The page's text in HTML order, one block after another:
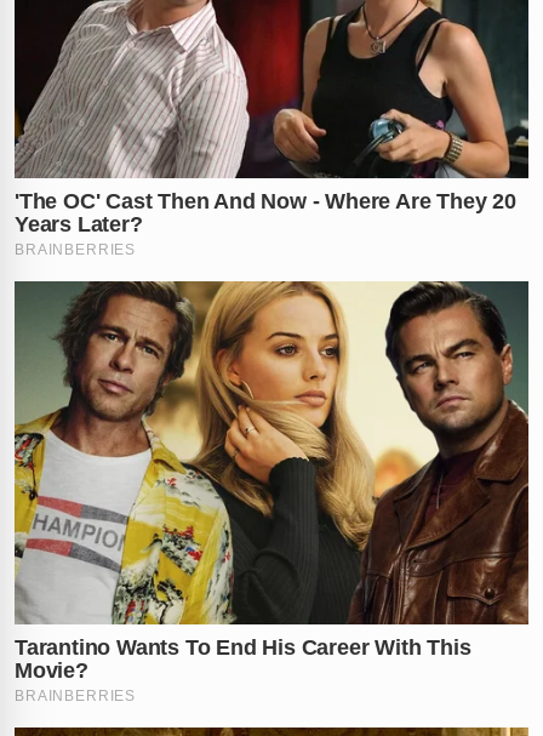
residenciais e turísticas do país, protegendo tanto a
vida humana quanto as espécies ameaçadas.
A natureza deu um show de força bruta no meio da
cidade. Você teria coragem de filmar ou sairia correndo
de perto desses gigantes? Comente sua reação!
Vídeo: